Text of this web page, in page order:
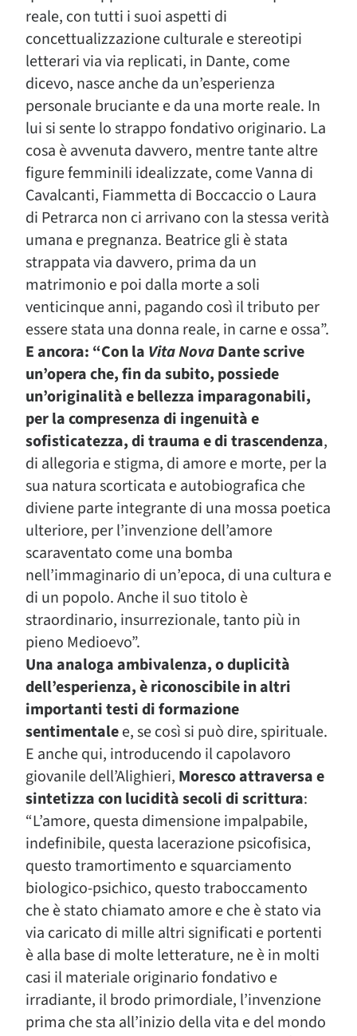
reale, con tutti i suoi aspetti di
concettualizzazione culturale e stereotipi
letterari via via replicati, in Dante, come
dicevo, nasce anche da un’esperienza
personale bruciante e da una morte reale. In
lui si sente lo strappo fondativo originario. La
cosa è avvenuta davvero, mentre tante altre
figure femminili idealizzate, come Vanna di
Cavalcanti, Fiammetta di Boccaccio o Laura
di Petrarca non ci arrivano con la stessa verità
umana e pregnanza. Beatrice gli è stata
strappata via davvero, prima da un
matrimonio e poi dalla morte a soli
venticinque anni, pagando così il tributo per
essere stata una donna reale, in carne e ossa”.
E ancora: “Con la Vita NovaDante scrive
un’opera che, fin da subito, possiede
un’originalità e bellezza imparagonabili,
per la compresenza di ingenuità e
sofisticatezza, di trauma e di trascendenza,
di allegoria e stigma, di amore e morte, per la
sua natura scorticata e autobiografica che
diviene parte integrante di una mossa poetica
ulteriore, per l’invenzione dell’amore
scaraventato come una bomba
nell’immaginario di un’epoca, di una cultura e
di un popolo. Anche il suo titolo è
straordinario, insurrezionale, tanto più in
pieno Medioevo”.
Una analoga ambivalenza, o duplicità
dell’esperienza, è riconoscibile in altri
importanti testi di formazione
sentimentalee, se così si può dire, spirituale.
E anche qui, introducendo il capolavoro
giovanile dell’Alighieri, Moresco attraversa e
sintetizza con lucidità secoli di scrittura:
“L’amore, questa dimensione impalpabile,
indefinibile, questa lacerazione psicofisica,
questo tramortimento e squarciamento
biologico-psichico, questo traboccamento
che è stato chiamato amore e che è stato via
via caricato di mille altri significati e portenti
è alla base di molte letterature, ne è in molti
casi il materiale originario fondativo e
irradiante, il brodo primordiale, l’invenzione
prima che sta all’inizio della vita e del mondo